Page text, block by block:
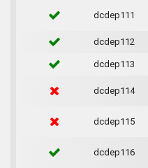
dcdep111
dcdep112
dcdep113
dcdep114
dcdep115
dcdep116